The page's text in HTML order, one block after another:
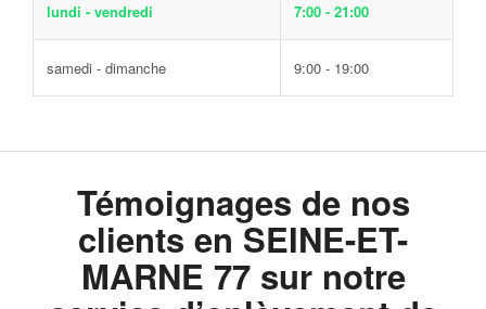
lundi - vendredi 7:00 - 21:00
samedi - dimanche 9:00 - 19:00
Témoignages de nos
clients en SEINE-ET-
MARNE 77 sur notre